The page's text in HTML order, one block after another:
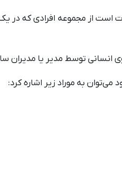
است از مجموعه افرادی که
انسانی توسط مدیر یا
به موراد زیر اشاره کرد: